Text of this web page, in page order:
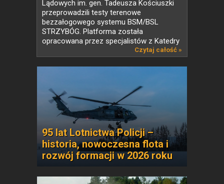
Lądowych im. gen. Tadeusza Kościuszki
przeprowadzili testy terenowe
bezzałogowego systemu BSM/BSL
STRZYBÓG. Platforma została
opracowana przez specjalistów z Katedry
Czytaj całość »
95 lat Lotnictwa Policji –
historia, nowoczesna flota i
rozwój formacji w 2026 roku